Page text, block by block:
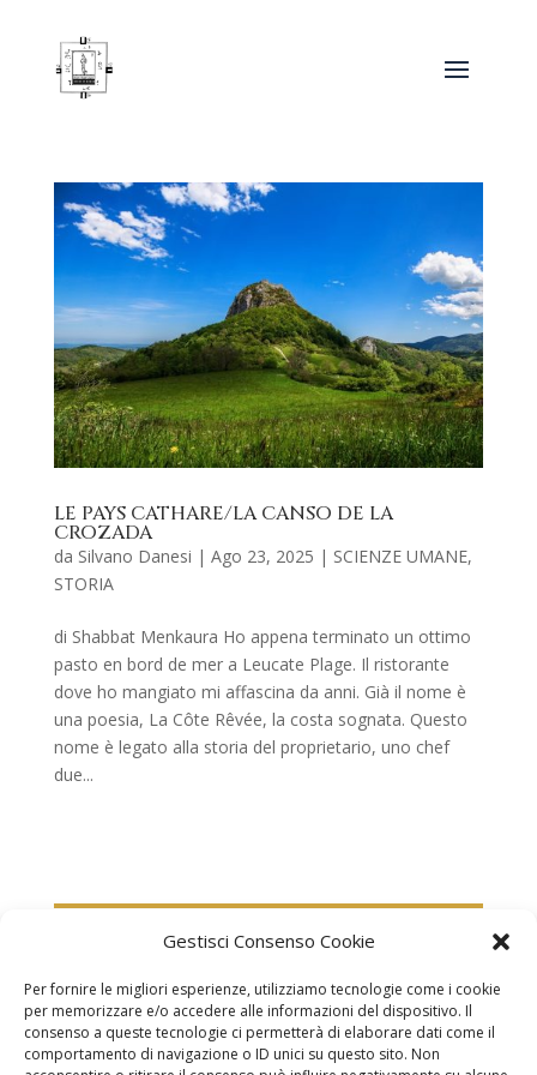
Gestisci Consenso Cookie
Per fornire le migliori esperienze, utilizziamo tecnologie come i cookie
per memorizzare e/o accedere alle informazioni del dispositivo. Il
consenso a queste tecnologie ci permetterà di elaborare dati come il
comportamento di navigazione o ID unici su questo sito. Non
LE PAYS CATHARE/LA CANSO DE LA
CROZADA
da Silvano Danesi | Ago 23, 2025 | SCIENZE UMANE,
STORIA
di Shabbat Menkaura Ho appena terminato un ottimo
pasto en bord de mer a Leucate Plage. Il ristorante
dove ho mangiato mi affascina da anni. Già il nome è
una poesia, La Côte Rêvée, la costa sognata. Questo
nome è legato alla storia del proprietario, uno chef
due...